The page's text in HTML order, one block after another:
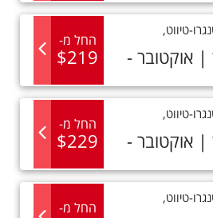
טיווט,
| אוקטובר -
החל מ-
$219
טיווט,
| אוקטובר -
החל מ-
$229
טיווט,
החל מ-